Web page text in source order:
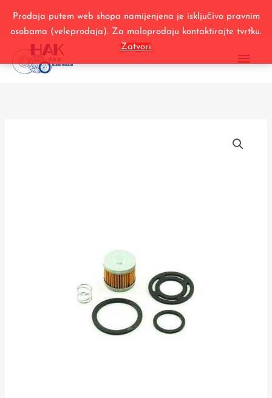
Prodaja putem web shopa namijenjena je isključivo pravnim
osobama (veleprodaja). Za maloprodaju kontaktirajte tvrtku.
Zatvori
goriva
3,0
količina